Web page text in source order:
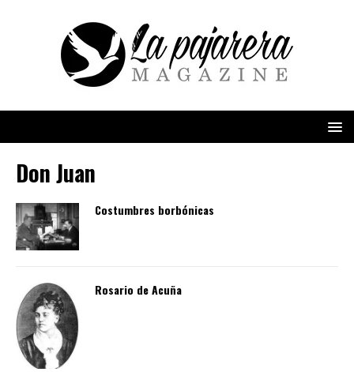
Don Juan
Costumbres borbónicas
Rosario de Acuña